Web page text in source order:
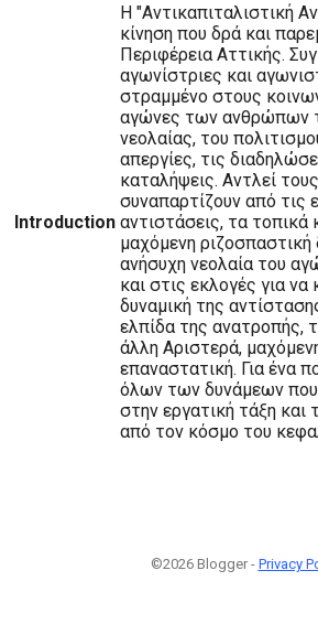
Introduction
Η "Αντικαπιταλιστική
κίνηση που δρά και
Περιφέρεια Αττικής.
αγωνίστριες και
στραμμένο στους
αγώνες των ανθρώπων
νεολαίας, του
απεργίες, τις
καταλήψεις. Αντλεί
συναπαρτίζουν από τις
αντιστάσεις, τα τοπικά
μαχόμενη ριζοσπαστική
ανήσυχη νεολαία του
και στις εκλογές για να
δυναμική της
ελπίδα της ανατροπής,
άλλη Αριστερά,
επαναστατική. Για ένα
όλων των δυνάμεων
στην εργατική τάξη και
από τον κόσμο του
©2026 Blogger - Privacy